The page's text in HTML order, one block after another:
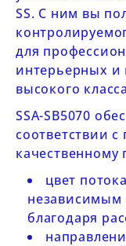
SS. С ним вы
для
интерьерных и
высокого
SSA-SB5070
соответствии
цвет
независимым
благодаря